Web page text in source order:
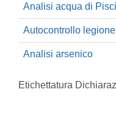
Analisi acqua di
Autocontrollo
Analisi arsenico
Etichettatura